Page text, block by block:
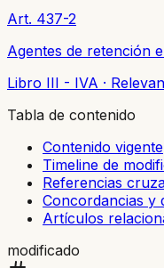
Art. 437-2
Agentes de retención
Libro III - IVA ·
Tabla de contenido
Contenido vigente
Timeline de
Referencias
Concordancias y
Artículos
modificado